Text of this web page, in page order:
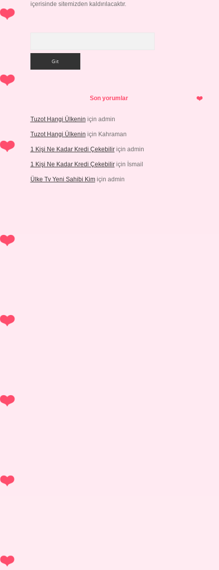
içerisinde sitemizden kaldırılacaktır.
Son yorumlar
Tuzot Hangi Ülkenin için admin
Tuzot Hangi Ülkenin için Kahraman
1 Kişi Ne Kadar Kredi Çekebiliriçin admin
1 Kişi Ne Kadar Kredi Çekebiliriçin İsmail
Ülke Tv Yeni Sahibi Kimiçin admin